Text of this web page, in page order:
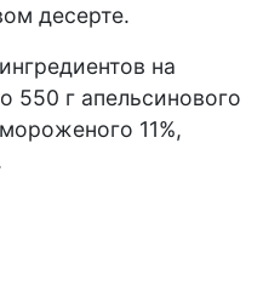
десерте.
на
550 г апельсинового
11%,